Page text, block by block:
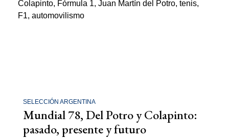
SELECCIÓN ARGENTINA
Mundial 78, Del Potro y Colapinto:
pasado, presente y futuro